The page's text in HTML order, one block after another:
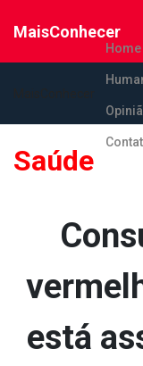
MaisConhecer
Home
Saúde
está